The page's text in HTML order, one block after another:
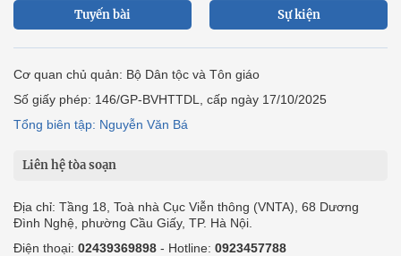
Tuyến bài Sự kiện
Cơ quan chủ quản: Bộ Dân tộc và Tôn giáo
Số giấy phép: 146/GP-BVHTTDL, cấp ngày 17/10/2025
Tổng biên tập: Nguyễn Văn Bá
Liên hệ tòa soạn
Địa chỉ: Tầng 18, Toà nhà Cục Viễn thông (VNTA), 68 Dương
Đình Nghệ, phường Cầu Giấy, TP. Hà Nội.
Điện thoại: 02439369898 - Hotline: 0923457788